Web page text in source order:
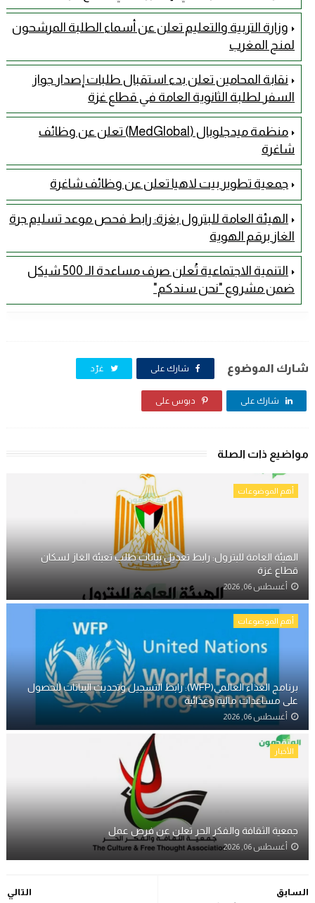
وزارة التربية والتعليم تعلن عن أسماء الطلبة المرشحون
لمنح المغرب
نقابة المحامين تعلن بدء استقبال طلبات إصدار جواز
السفر لطلبة الثانوية العامة في قطاع غزة
منظمة ميدجلوبال (MedGlobal) تعلن عن وظائف
شاغرة
جمعية تطوير بيت لاهيا تعلن عن وظائف شاغرة
الهيئة العامة للبترول بغزة: رابط فحص موعد تسليم جرة
الغاز برقم الهوية
التنمية الاجتماعية تُعلن صرف مساعدة الـ 500 شيكل
ضمن مشروع "نحن سندكم"
شارك الموضوع شارك على غرّد
شارك على دبوس على
مواضيع ذات الصلة
أهم الموضوعات
الهيئة العامة للبترول: رابط تعديل بيانات طلب تعبئة الغاز لسكان
قطاع غزة
أغسطس 06, 2026
أهم الموضوعات
برنامج الغذاء العالمي(WFP): رابط التسجيل وتحديث البيانات للحصول
على مساعدات مالية وغذائية
أغسطس 06, 2026
الأخبار
جمعية الثقافة والفكر الحر تعلن عن فرص عمل
أغسطس 06, 2026
التالي
السابق